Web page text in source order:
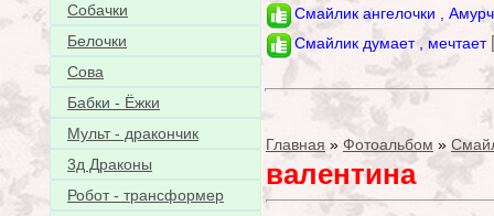
Собачки
Белочки
Сова
Бабки - Ёжки
Мульт - дракончик
3д Драконы
Робот - трансформер
Смайлик ангелочки ,
Смайлик думает , мечтает
Главная » Фотоальбом »
валентина